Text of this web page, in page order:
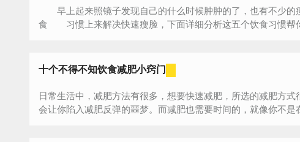
早上起来照镜子发现自己的什么时候肿肿的了，也有不少的
食 习惯上来解决快速瘦脸，下面详细分析这五个饮食习惯
十个不得不知饮食减肥小窍门
日常生活中，减肥方法有很多，想要快速减肥，所选的减肥方式
会让你陷入减肥反弹的噩梦。而减肥也需要时间的，就像你不是